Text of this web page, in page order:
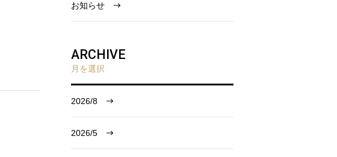
お知らせ
ARCHIVE
月を選択
2026/8
2026/5